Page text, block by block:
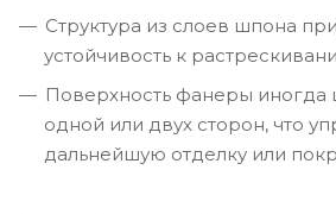
Структура из слоев шпона
устойчивость к
Поверхность фанеры иногда
одной или двух сторон, что
дальнейшую отделку или